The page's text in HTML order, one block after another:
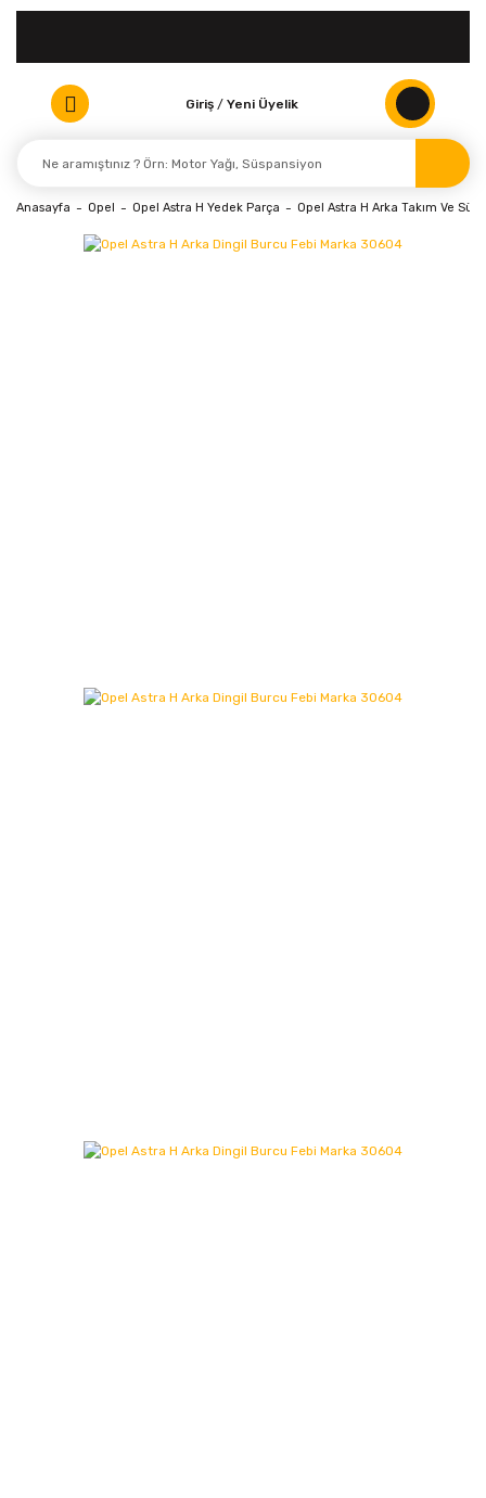
Giriş / Yeni Üyelik
Anasayfa Opel Opel Astra H Yedek Parça Opel Astra H Arka Takım Ve